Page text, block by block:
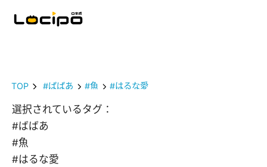
TOP #ばばあ #魚 #はるな愛
選択されているタグ：
#ばばあ
#魚
#はるな愛